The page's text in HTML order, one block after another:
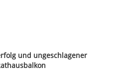
und ungeschlagener